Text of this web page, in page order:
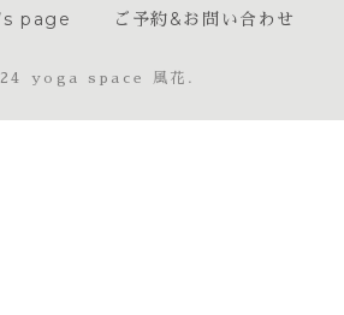
page
ご予約&お問い合わせ
yoga space 風花.